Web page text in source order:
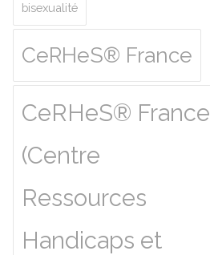
bisexualité
CeRHeS® France
CeRHeS® France
(Centre
Ressources
Handicaps et